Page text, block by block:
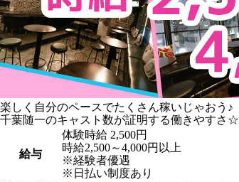
楽しく自分のペースでたくさん稼いじゃおう♪
千葉随一のキャスト数が証明する働きやすさ☆
給与
体験時給 2,500円
時給2,500～4,000円以上
※経験者優遇
※日払い制度あり